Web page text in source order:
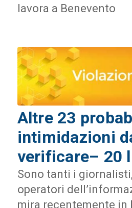
lavora a Benevento
Altre 23
intimidazioni
verificare– 20
Sono tanti i
operatori
mira recentemente in